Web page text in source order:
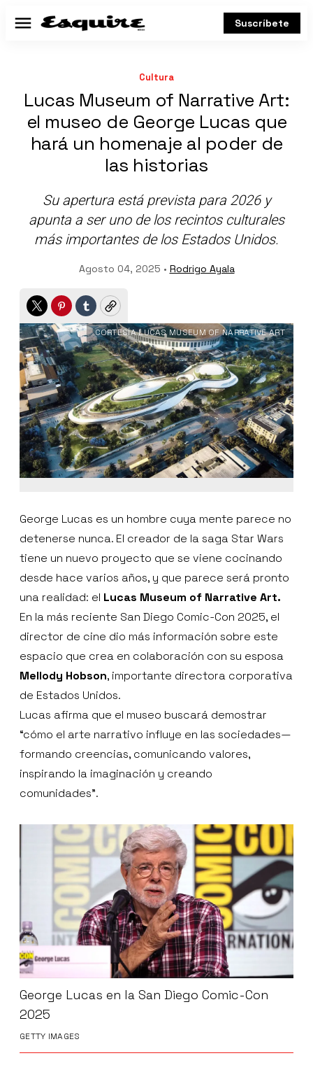
Menú Suscríbete
Cultura
Lucas Museum of Narrative Art:
el museo de George Lucas que
hará un homenaje al poder de
las historias
Su apertura está prevista para 2026 y
apunta a ser uno de los recintos culturales
más importantes de los Estados Unidos.
Agosto 04, 2025 • Rodrigo Ayala
TwitterPinterest
TumblrCopy
CORTESÍA LUCAS MUSEUM OF NARRATIVE ART
George Lucas es un hombre cuya mente parece no
detenerse nunca. El creador de la saga Star Wars
tiene un nuevo proyecto que se viene cocinando
desde hace varios años, y que parece será pronto
una realidad: el Lucas Museum of Narrative Art.
En la más reciente San Diego Comic-Con 2025, el
director de cine dio más información sobre este
espacio que crea en colaboración con su esposa
Mellody Hobson, importante directora corporativa
de Estados Unidos.
Lucas afirma que el museo buscará demostrar
“cómo el arte narrativo influye en las sociedades—
formando creencias, comunicando valores,
inspirando la imaginación y creando
comunidades”.
George Lucas en la San Diego Comic-Con
2025
GETTY IMAGES